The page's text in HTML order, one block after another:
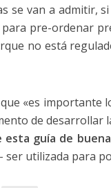
van a admitir,
pre-ordenar
no está
«es importante
de desarrollar
guía de
utilizada para